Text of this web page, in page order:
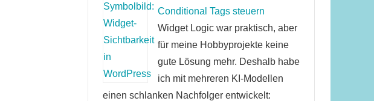
Conditional Tags steuern
Widget Logic war praktisch, aber
für meine Hobbyprojekte keine
gute Lösung mehr. Deshalb habe
ich mit mehreren KI-Modellen
einen schlanken Nachfolger entwickelt: